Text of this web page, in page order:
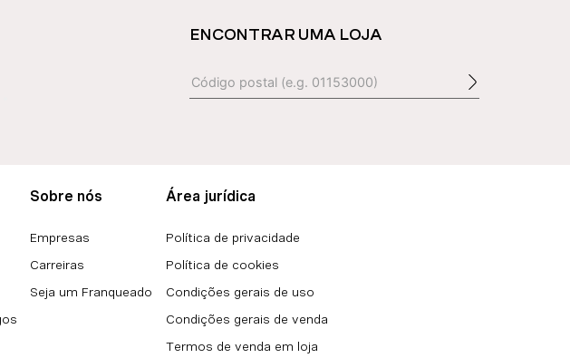
ENCONTRAR UMA LOJA
Sobre nós
Empresas
Carreiras
Seja um Franqueado
Área jurídica
Política de privacidade
Política de cookies
Condições gerais de uso
Condições gerais de venda
Termos de venda em loja